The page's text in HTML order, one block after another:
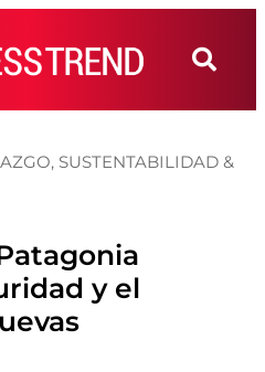
, SUSTENTABILIDAD &
y el